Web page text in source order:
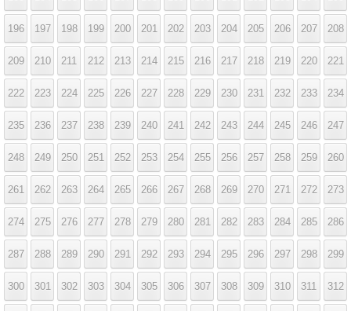
196 197 198 199 200 201 202 203 204 205 206 207 208
209 210 211 212 213 214 215 216 217 218 219 220 221
222 223 224 225 226 227 228 229 230 231 232 233 234
235 236 237 238 239 240 241 242 243 244 245 246 247
248 249 250 251 252 253 254 255 256 257 258 259 260
261 262 263 264 265 266 267 268 269 270 271 272 273
274 275 276 277 278 279 280 281 282 283 284 285 286
287 288 289 290 291 292 293 294 295 296 297 298 299
300 301 302 303 304 305 306 307 308 309 310 311 312